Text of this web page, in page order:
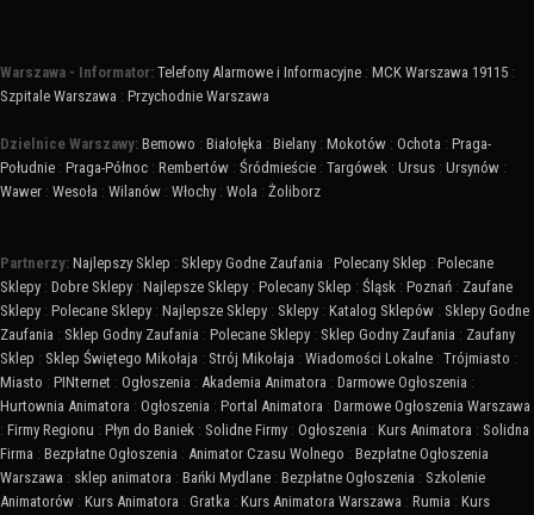
Warszawa - Informator: Telefony Alarmowe i Informacyjne : MCK Warszawa 19115 :
Szpitale Warszawa : Przychodnie Warszawa
Dzielnice Warszawy: Bemowo : Białołęka : Bielany : Mokotów : Ochota : Praga-
Południe : Praga-Północ : Rembertów : Śródmieście : Targówek : Ursus : Ursynów :
Wawer : Wesoła : Wilanów : Włochy : Wola : Żoliborz
Partnerzy: Najlepszy Sklep : Sklepy Godne Zaufania : Polecany Sklep : Polecane
Sklepy : Dobre Sklepy : Najlepsze Sklepy : Polecany Sklep : Śląsk : Poznań : Zaufane
Sklepy : Polecane Sklepy : Najlepsze Sklepy : Sklepy : Katalog Sklepów : Sklepy Godne
Zaufania : Sklep Godny Zaufania : Polecane Sklepy : Sklep Godny Zaufania : Zaufany
Sklep : Sklep Świętego Mikołaja : Strój Mikołaja : Wiadomości Lokalne : Trójmiasto :
Miasto : PINternet : Ogłoszenia : Akademia Animatora : Darmowe Ogłoszenia :
Hurtownia Animatora : Ogłoszenia : Portal Animatora : Darmowe Ogłoszenia Warszawa
: Firmy Regionu : Płyn do Baniek : Solidne Firmy : Ogłoszenia : Kurs Animatora : Solidna
Firma : Bezpłatne Ogłoszenia : Animator Czasu Wolnego : Bezpłatne Ogłoszenia
Warszawa : sklep animatora : Bańki Mydlane : Bezpłatne Ogłoszenia : Szkolenie
Animatorów : Kurs Animatora : Gratka : Kurs Animatora Warszawa : Rumia : Kurs